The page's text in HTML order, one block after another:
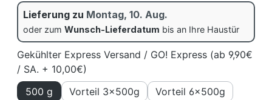
Lieferung zu Montag, 10. Aug.
oder zum Wunsch-Lieferdatum bis an Ihre Haustür
Gekühlter Express Versand / GO! Express (ab 9,90€
/ SA. + 10,00€)
500 g
Vorteil 3x500g Vorteil 6x500g